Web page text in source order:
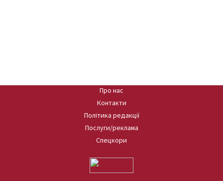
Про нас
Контакти
Політика редакції
Послуги/реклама
Спецкори